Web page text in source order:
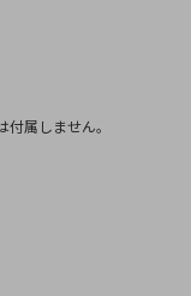
属しません。